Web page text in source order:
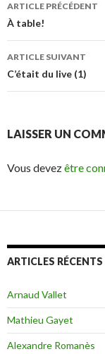
Navigation
des
articles
ARTICLE PRÉCÉDENT
À table!
ARTICLE SUIVANT
C’était du live (1)
LAISSER UN
Vous devezêtre
ARTICLES RÉCENTS
Arnaud Vallet
Mathieu Gayet
Alexandre Romanès